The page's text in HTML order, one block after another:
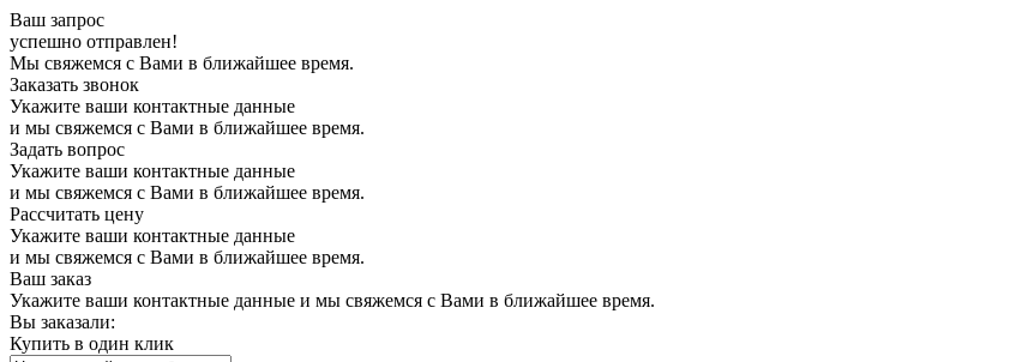
Ваш запрос
успешно отправлен!
Мы свяжемся с Вами в ближайшее время.
Заказать звонок
Укажите ваши контактные данные
и мы свяжемся с Вами в ближайшее время.
Задать вопрос
Укажите ваши контактные данные
и мы свяжемся с Вами в ближайшее время.
Рассчитать цену
Укажите ваши контактные данные
и мы свяжемся с Вами в ближайшее время.
Ваш заказ
Укажите ваши контактные данные и мы свяжемся с Вами в ближайшее время.
Вы заказали:
Купить в один клик